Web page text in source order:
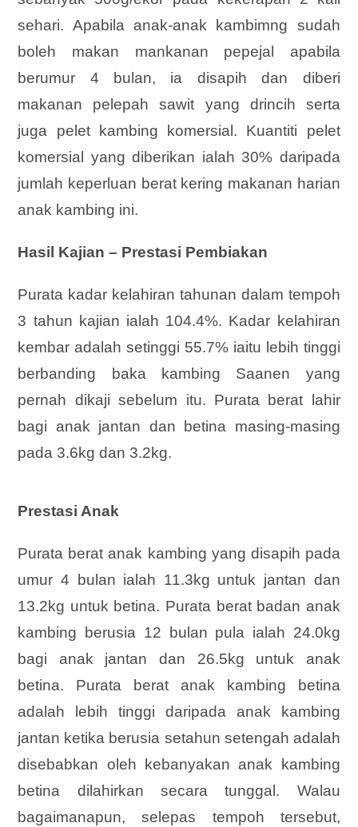
sehari. Apabila anak-anak kambimng sudah
boleh makan mankanan pepejal apabila
berumur 4 bulan, ia disapih dan diberi
makanan pelepah sawit yang drincih serta
juga pelet kambing komersial. Kuantiti pelet
komersial yang diberikan ialah 30% daripada
jumlah keperluan berat kering makanan harian
anak kambing ini.
Hasil Kajian – Prestasi Pembiakan
Purata kadar kelahiran tahunan dalam tempoh
3 tahun kajian ialah 104.4%. Kadar kelahiran
kembar adalah setinggi 55.7% iaitu lebih tinggi
berbanding baka kambing Saanen yang
pernah dikaji sebelum itu. Purata berat lahir
bagi anak jantan dan betina masing-masing
pada 3.6kg dan 3.2kg.
Prestasi Anak
Purata berat anak kambing yang disapih pada
umur 4 bulan ialah 11.3kg untuk jantan dan
13.2kg untuk betina. Purata berat badan anak
kambing berusia 12 bulan pula ialah 24.0kg
bagi anak jantan dan 26.5kg untuk anak
betina. Purata berat anak kambing betina
adalah lebih tinggi daripada anak kambing
jantan ketika berusia setahun setengah adalah
disebabkan oleh kebanyakan anak kambing
betina dilahirkan secara tunggal. Walau
bagaimanapun, selepas tempoh tersebut,